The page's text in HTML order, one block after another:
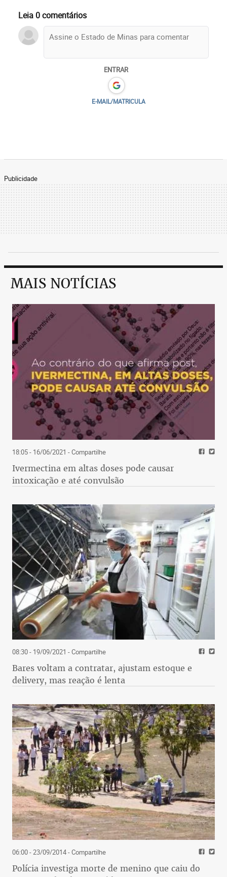
Leia 0 comentários
ENTRAR
E-MAIL/MATRICULA
Publicidade
MAIS NOTÍCIAS
18:05 - 16/06/2021 - Compartilhe
Ivermectina em altas doses pode causar
intoxicação e até convulsão
08:30 - 19/09/2021 - Compartilhe
Bares voltam a contratar, ajustam estoque e
delivery, mas reação é lenta
06:00 - 23/09/2014- Compartilhe
Polícia investiga morte de menino que caiu do